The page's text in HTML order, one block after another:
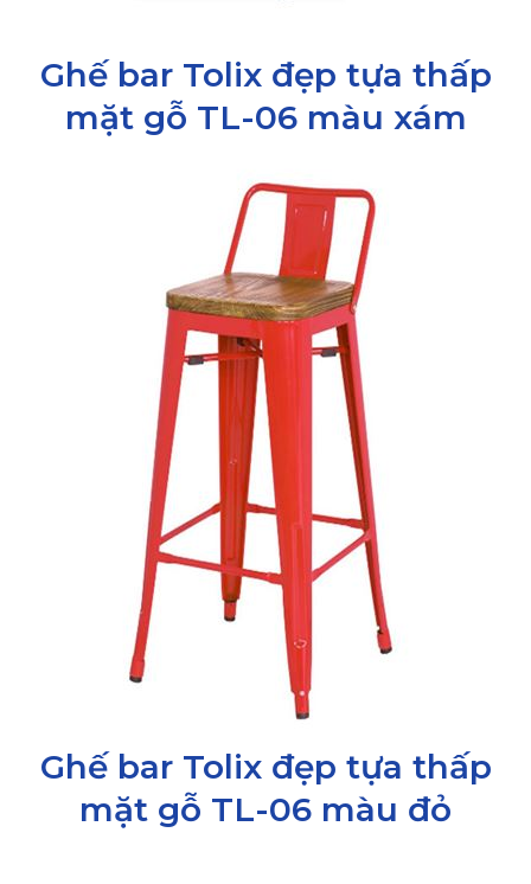
Ghế bar Tolix đẹp tựa thấp
mặt gỗ TL-06 màu xám
Ghế bar Tolix đẹp tựa thấp
mặt gỗ TL-06 màu đỏ